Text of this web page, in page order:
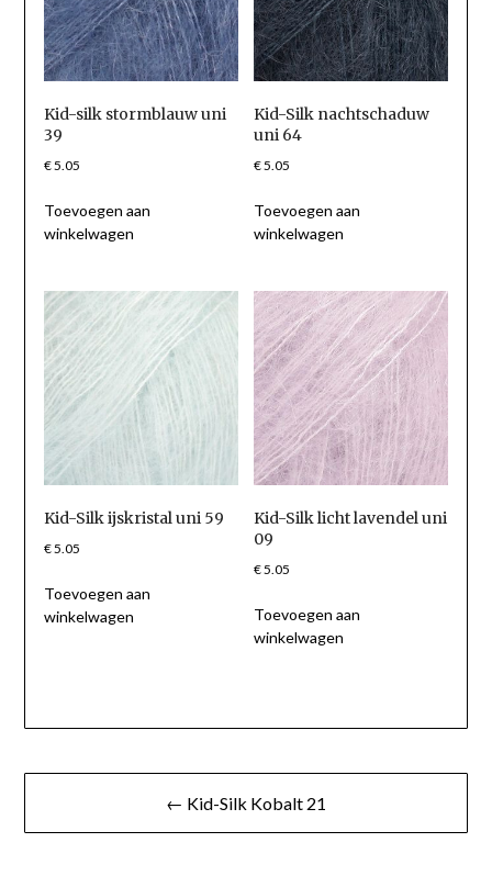
Kid-silk stormblauw uni
39
€5.05
Toevoegen aan
winkelwagen
Kid-Silk nachtschaduw
uni 64
€5.05
Toevoegen aan
winkelwagen
Kid-Silk ijskristal uni 59
€5.05
Toevoegen aan
winkelwagen
Kid-Silk licht lavendel uni
09
€5.05
Toevoegen aan
winkelwagen
Berichtnavigatie
← Kid-Silk Kobalt 21